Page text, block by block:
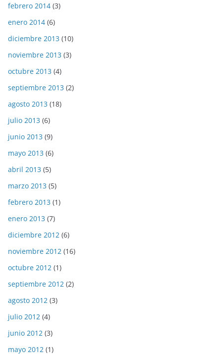
febrero 2014 (3)
enero 2014 (6)
diciembre 2013 (10)
noviembre 2013 (3)
octubre 2013 (4)
septiembre 2013 (2)
agosto 2013 (18)
julio 2013 (6)
junio 2013 (9)
mayo 2013 (6)
abril 2013 (5)
marzo 2013 (5)
febrero 2013 (1)
enero 2013 (7)
diciembre 2012 (6)
noviembre 2012 (16)
octubre 2012 (1)
septiembre 2012 (2)
agosto 2012 (3)
julio 2012 (4)
junio 2012 (3)
mayo 2012 (1)